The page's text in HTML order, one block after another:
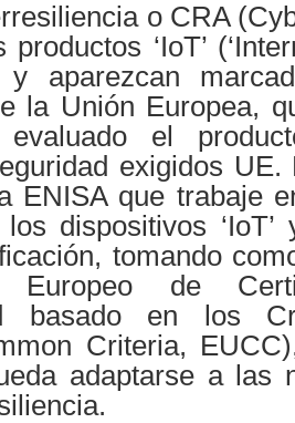
o CRA
‘IoT’
y aparezcan
la Unión Europea,
evaluado el
exigidos
ENISA que trabaje
dispositivos
tomando
Europeo de
basado en los
Criteria,
adaptarse a las